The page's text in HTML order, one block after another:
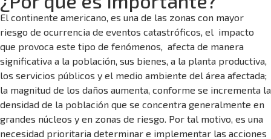
El continente americano, es una de las zonas con mayor
riesgo de ocurrencia de eventos catastróficos, el impacto
que provoca este tipo de fenómenos, afecta de manera
significativa a la población, sus bienes, a la planta productiva,
los servicios públicos y el medio ambiente del área afectada;
la magnitud de los daños aumenta, conforme se incrementa la
densidad de la población que se concentra generalmente en
grandes núcleos y en zonas de riesgo. Por tal motivo, es una
necesidad prioritaria determinar e implementar las acciones